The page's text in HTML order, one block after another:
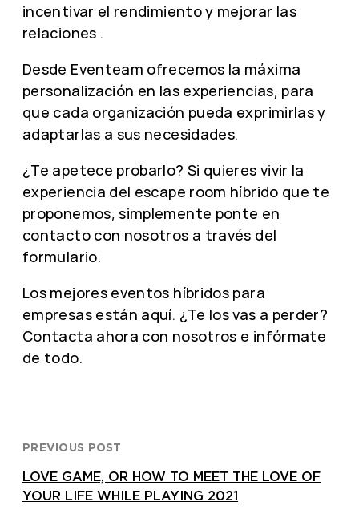
incentivar el rendimiento y mejorar las
relaciones .
Desde Eventeam ofrecemos la máxima
personalización en las experiencias, para
que cada organización pueda exprimirlas y
adaptarlas a sus necesidades.
¿Te apetece probarlo? Si quieres vivir la
experiencia del escape room híbrido que te
proponemos, simplemente ponte en
contacto con nosotros a través del
formulario.
Los mejores eventos híbridos para
empresas están aquí. ¿Te los vas a perder?
Contacta ahora con nosotros e infórmate
de todo.
PREVIOUS POST
LOVE GAME, OR HOW TO MEET THE LOVE OF
YOUR LIFE WHILE PLAYING 2021